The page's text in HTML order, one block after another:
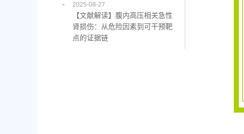
- 2025-08-27
【文献解读】腹内高压相关急性
肾损伤：从危险因素到可干预靶
点的证据链